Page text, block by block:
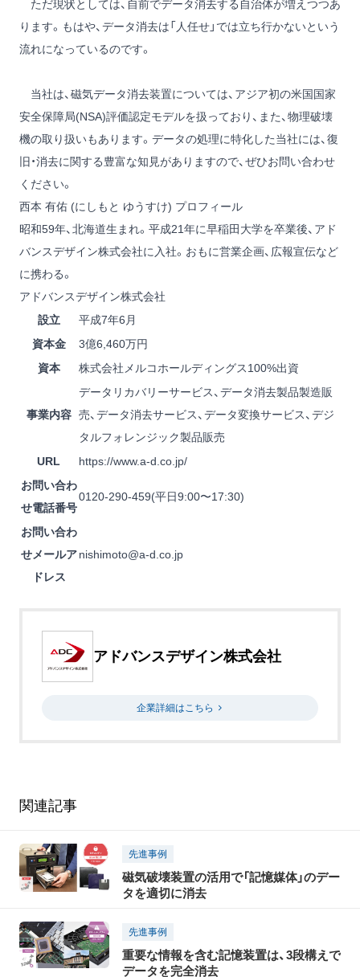
ただ現状としては、自前でデータ消去する自治体が増えつつあ
ります。もはや、データ消去は「人任せ」では立ち行かないという
流れになっているのです。
当社は、磁気データ消去装置については、アジア初の米国国家
安全保障局(NSA)評価認定モデルを扱っており、また、物理破壊
機の取り扱いもあります。データの処理に特化した当社には、復
旧・消去に関する豊富な知見がありますので、ぜひお問い合わせ
ください。
西本 有佑 (にしもと ゆうすけ) プロフィール
昭和59年、北海道生まれ。平成21年に早稲田大学を卒業後、アド
バンスデザイン株式会社に入社。おもに営業企画、広報宣伝など
に携わる。
アドバンスデザイン株式会社
設立
平成7年6月
資本金
3億6,460万円
資本
株式会社メルコホールディングス100%出資
事業内容
データリカバリーサービス、データ消去製品製造販
売、データ消去サービス、データ変換サービス、デジ
タルフォレンジック製品販売
URL
https://www.a-d.co.jp/
お問い合わ
せ電話番号
0120-290-459(平日9:00〜17:30)
お問い合わ
せメールア
ドレス
nishimoto@a-d.co.jp
アドバンスデザイン株式会社
企業詳細はこちら
関連記事
先進事例
磁気破壊装置の活用で「記憶媒体」のデー
タを適切に消去
先進事例
重要な情報を含む記憶装置は、3段構えで
データを完全消去